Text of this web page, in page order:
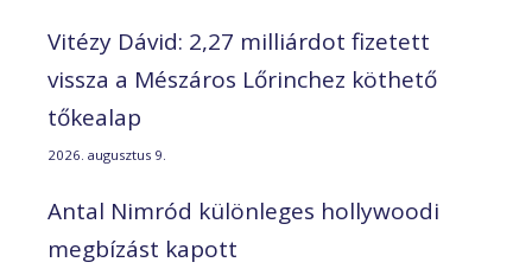
Vitézy Dávid: 2,27 milliárdot fizetett
vissza a Mészáros Lőrinchez köthető
tőkealap
2026. augusztus 9.
Antal Nimród különleges hollywoodi
megbízást kapott